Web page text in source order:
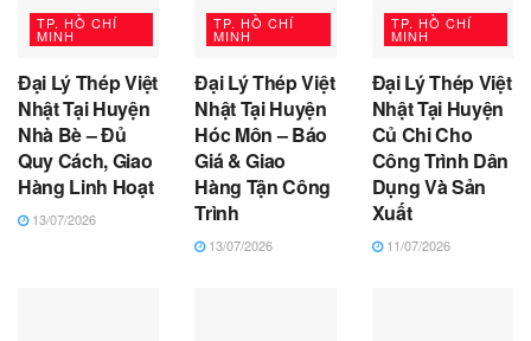
TP. HỒ CHÍ
MINH
Đại Lý Thép Việt
Nhật Tại Huyện
Nhà Bè – Đủ
Quy Cách, Giao
Hàng Linh Hoạt
13/07/2026
TP. HỒ CHÍ
MINH
Đại Lý Thép Việt
Nhật Tại Huyện
Hóc Môn – Báo
Giá & Giao
Hàng Tận Công
Trình
13/07/2026
TP. HỒ CHÍ
MINH
Đại Lý Thép Việt
Nhật Tại Huyện
Củ Chi Cho
Công Trình Dân
Dụng Và Sản
Xuất
11/07/2026